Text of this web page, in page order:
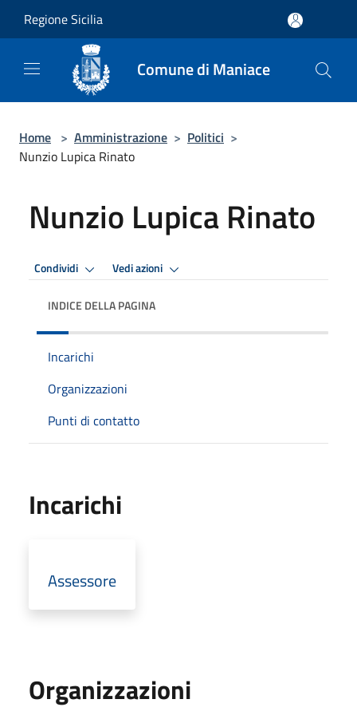
Regione Sicilia
Comune di Maniace
Home > Amministrazione > Politici >
Nunzio Lupica Rinato
Nunzio Lupica Rinato
Condividi Vedi azioni
INDICE DELLA PAGINA
Incarichi
Organizzazioni
Punti di contatto
Incarichi
Assessore
Organizzazioni